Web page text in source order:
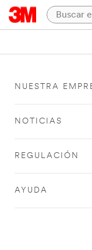
NUESTRA
NOTICIAS
REGULACIÓN
AYUDA